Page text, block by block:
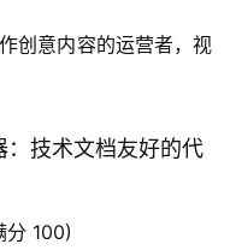
创意内容的运营者，视
技术文档友好的代
100)